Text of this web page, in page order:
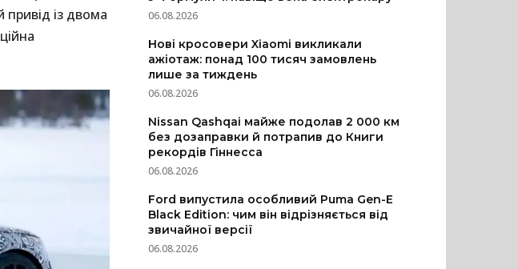
привід із двома
06.08.2026
Нові кросовери Xiaomi викликали
ажіотаж: понад 100 тисяч замовлень
лише за тиждень
06.08.2026
Nissan Qashqai майже подолав 2 000 км
без дозаправки й потрапив до Книги
рекордів Гіннесса
06.08.2026
Ford випустила особливий Puma Gen-E
Black Edition: чим він відрізняється від
звичайної версії
06.08.2026